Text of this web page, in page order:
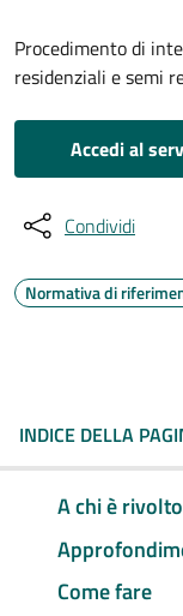
Procedimento di
residenziali e semi
Accedi al
Condividi
Normativa di
INDICE DELLA
A chi è rivolto
Come fare